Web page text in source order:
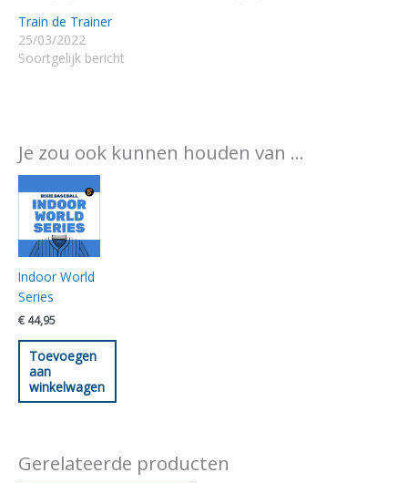
Train de Trainer
25/03/2022
Soortgelijk bericht
Je zou ook kunnen houden van …
Indoor World
Series
€ 44,95
Toevoegen
aan
winkelwagen
Gerelateerde producten